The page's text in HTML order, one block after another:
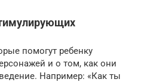
помогут ребенку
и о том, как они
Например: «Как ты